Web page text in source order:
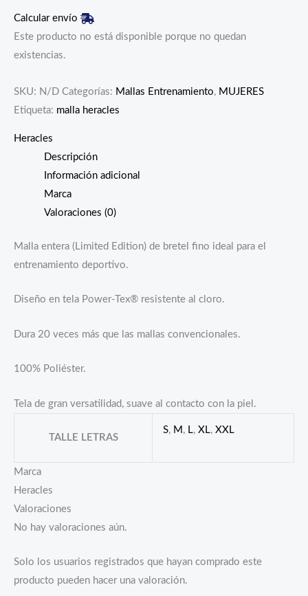
Calcular envío
Este producto no está disponible porque no quedan
existencias.
SKU: N/D Categorías: Mallas Entrenamiento, MUJERES
Etiqueta: malla heracles
Heracles
Descripción
Información adicional
Marca
Valoraciones (0)
Malla entera (Limited Edition) de bretel fino ideal para el
entrenamiento deportivo.
Diseño en tela Power-Tex® resistente al cloro.
Dura 20 veces más que las mallas convencionales.
100% Poliéster.
Tela de gran versatilidad, suave al contacto con la piel.
TALLE LETRAS
S, M , L, XL, XXL
Marca
Heracles
Valoraciones
No hay valoraciones aún.
Solo los usuarios registrados que hayan comprado este
producto pueden hacer una valoración.